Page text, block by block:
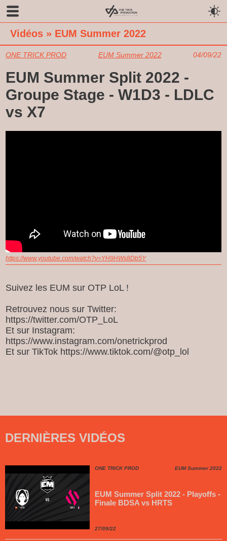
Vidéos » EUM Summer 2022
ONE TRICK PROD EUM Summer 2022 04/09/22
EUM Summer Split 2022 -
Groupe Stage - W1D3 - LDLC
vs X7
https://www.youtube.com/watch?v=YH9HWs8Db5Y
Suivez les EUM sur OTP LoL !
Retrouvez nous sur Twitter:
https://twitter.com/OTP_LoL
Et sur Instagram:
https://www.instagram.com/onetrickprod
Et sur TikTok https://www.tiktok.com/@otp_lol
DERNIÈRES VIDÉOS
ONE TRICK PROD EUM Summer 2022
EUM Summer Split 2022 - Playoffs -
Finale BDSA vs HRTS
27/09/22